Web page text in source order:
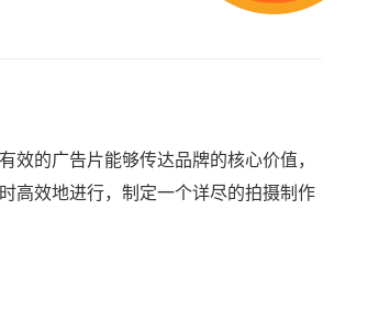
效的广告片能够传达品牌的核心价值，
高效地进行，制定一个详尽的拍摄制作